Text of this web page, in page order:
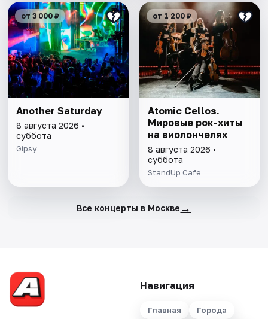
от 3 000 ₽
Another Saturday
8 августа 2026 •
суббота
Gipsy
от 1 200 ₽
Atomic Cellos.
Мировые рок-хиты
на виолончелях
8 августа 2026 •
суббота
StandUp Cafe
Все концерты в Москве →
Навигация
Главная Города